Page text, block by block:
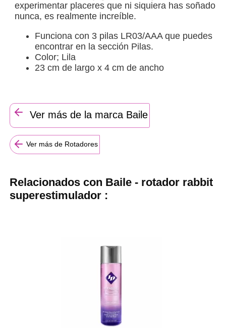
experimentar placeres que ni siquiera has soñado
nunca, es realmente increíble.
Funciona con 3 pilas LR03/AAA que puedes
encontrar en la sección Pilas.
Color; Lila
23 cm de largo x 4 cm de ancho
Ver más de la marca Baile
Ver más de Rotadores
Relacionados con Baile - rotador rabbit
superestimulador :